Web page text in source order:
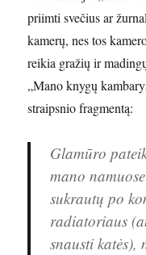
priimti svečius ar
kamerų, nes tos
reikia gražių ir
„Mano knygų
straipsnio fragmentą:
Glamūro
mano
sukrautų po
radiatoriaus
snausti